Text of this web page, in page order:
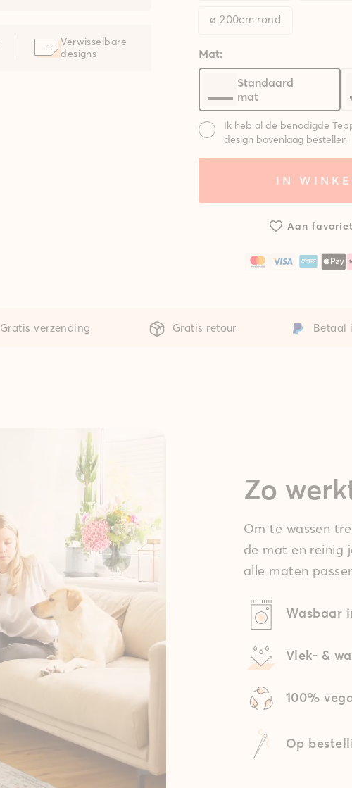
Verwisselbare
designs
ø 200cm rond
Mat:
Standaard
mat
Ik heb al de benodigde
design bovenlaag bestellen
IN
Aan
Gratis verzending Gratis retour Betaal
Zo
Om te wassen
de mat en reinig
alle maten
Wasbaar
Vlek- &
100%
Op